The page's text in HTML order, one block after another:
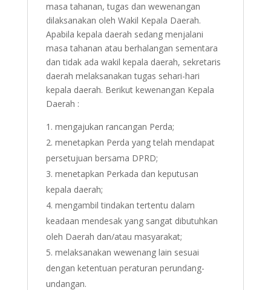
masa tahanan, tugas dan wewenangan
dilaksanakan oleh Wakil Kepala Daerah.
Apabila kepala daerah sedang menjalani
masa tahanan atau berhalangan sementara
dan tidak ada wakil kepala daerah, sekretaris
daerah melaksanakan tugas sehari-hari
kepala daerah. Berikut kewenangan Kepala
Daerah :
mengajukan rancangan Perda;
menetapkan Perda yang telah mendapat
persetujuan bersama DPRD;
menetapkan Perkada dan keputusan
kepala daerah;
mengambil tindakan tertentu dalam
keadaan mendesak yang sangat dibutuhkan
oleh Daerah dan/atau masyarakat;
melaksanakan wewenang lain sesuai
dengan ketentuan peraturan perundang-
undangan.